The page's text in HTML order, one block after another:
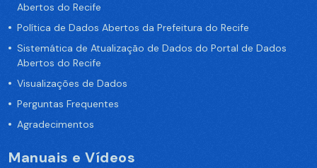
Abertos do Recife
Política de Dados Abertos da Prefeitura do Recife
Sistemática de Atualização de Dados do Portal de Dados
Abertos do Recife
Visualizações de Dados
Perguntas Frequentes
Agradecimentos
Manuais e Vídeos